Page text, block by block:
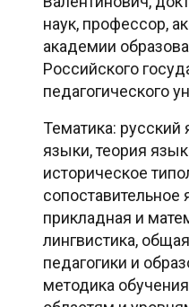
наук, профессор,
академии
Российского
педагогического
Тематика: русский
языки, теория
историческое
сопоставительное
прикладная и
лингвистика,
педагогики и
методика